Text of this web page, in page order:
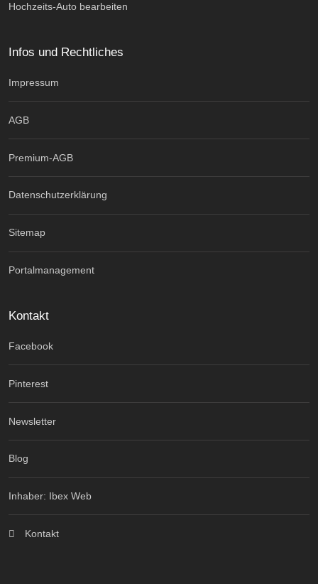
Hochzeits-Auto bearbeiten
Infos und Rechtliches
Impressum
AGB
Premium-AGB
Datenschutzerklärung
Sitemap
Portalmanagement
Kontakt
Facebook
Pinterest
Newsletter
Blog
Inhaber: Ibex Web
Kontakt